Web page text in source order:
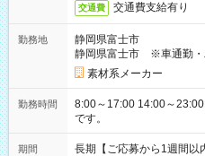
交通費 交通費支給有り
勤務地
静岡県富士市
静岡県富士市 ※車通勤・
素材系メーカー
勤務時間
8:00～17:00 14:00～23:00 23:00～8:00 ※
です。
期間
長期【ご応募から1週間以